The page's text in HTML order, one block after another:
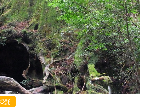
受託